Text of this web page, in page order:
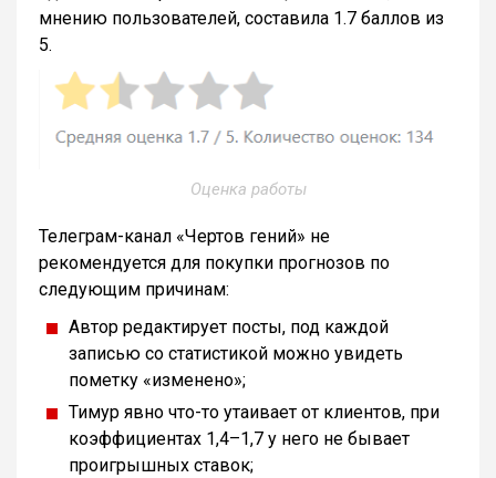
мнению пользователей, составила 1.7 баллов из
5.
Оценка работы
Телеграм-канал «Чертов гений» не
рекомендуется для покупки прогнозов по
следующим причинам:
Автор редактирует посты, под каждой
записью со статистикой можно увидеть
пометку «изменено»;
Тимур явно что-то утаивает от клиентов, при
коэффициентах 1,4–1,7 у него не бывает
проигрышных ставок;